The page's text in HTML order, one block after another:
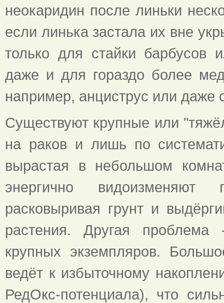
неокаридин после линьки
если линька застала их вне
только для стайки барбусов
даже и для гораздо более
например, анциструс или даже
Существуют крупные или
на раков и лишь по
вырастая в небольшом
энергично видоизменяют
расковыривая грунт и
растения. Другая проблема
крупных экземпляров.
ведёт к избыточному
РедОкс-потенциала), что